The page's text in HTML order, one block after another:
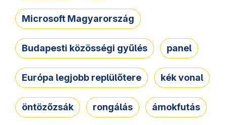
Microsoft Magyarország
Budapesti közösségi gyűlés panel
Európa legjobb replülőtere kék vonal
öntözőzsák rongálás ámokfutás